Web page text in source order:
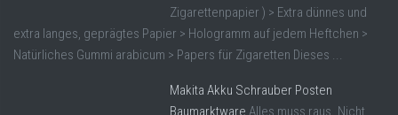
Zigarettenpapier ) > Extra dünnes und
extra langes, geprägtes Papier > Hologramm auf jedem Heftchen >
Natürliches Gummi arabicum > Papers für Zigaretten Dieses ...
Makita Akku Schrauber Posten
Baumarktware Alles muss raus. Nicht